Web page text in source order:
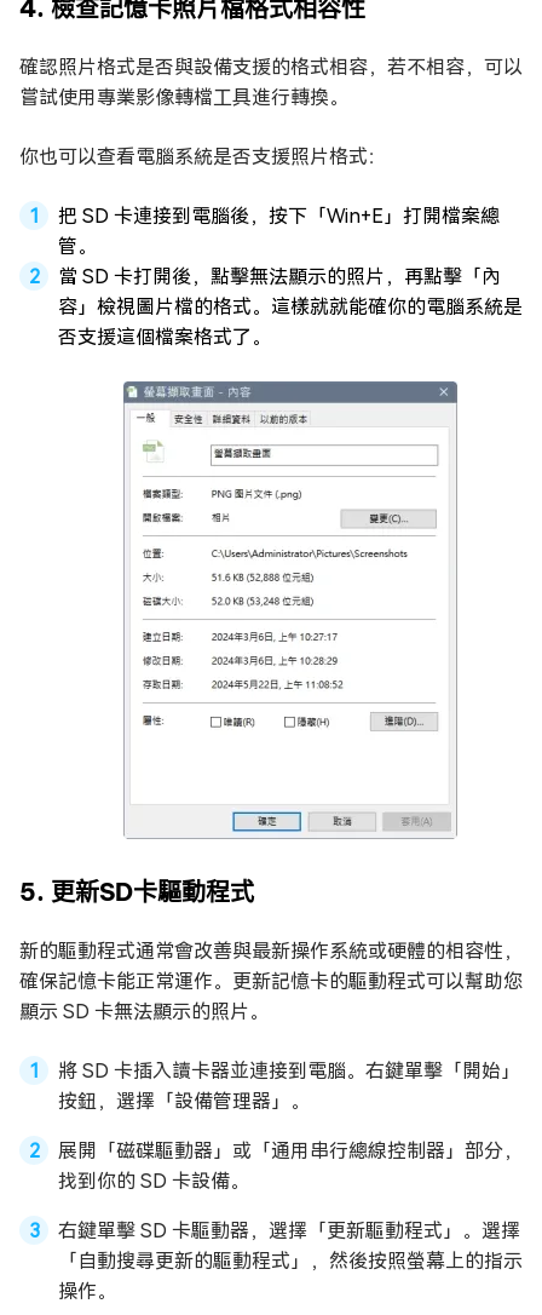
4. 檢查記憶卡照片檔格式相容性
確認照片格式是否與設備支援的格式相容，若不相容，可以
嘗試使用專業影像轉檔工具進行轉換。
你也可以查看電腦系統是否支援照片格式：
把 SD 卡連接到電腦後，按下「Win+E」打開檔案總
管。
當 SD 卡打開後，點擊無法顯示的照片，再點擊「內
容」檢視圖片檔的格式。這樣就就能確你的電腦系統是
否支援這個檔案格式了。
5. 更新SD卡驅動程式
新的驅動程式通常會改善與最新操作系統或硬體的相容性，
確保記憶卡能正常運作。更新記憶卡的驅動程式可以幫助您
顯示 SD 卡無法顯示的照片。
將 SD 卡插入讀卡器並連接到電腦。右鍵單擊「開始」
按鈕，選擇「設備管理器」。
展開「磁碟驅動器」或「通用串行總線控制器」部分，
找到你的 SD 卡設備。
右鍵單擊 SD 卡驅動器，選擇「更新驅動程式」。選擇
「自動搜尋更新的驅動程式」，然後按照螢幕上的指示
操作。